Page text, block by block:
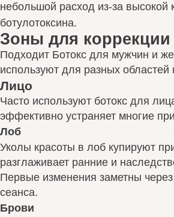
небольшой расход из-за высокой
ботулотоксина.
Зоны для коррекции
Подходит Ботокс для мужчин и
используют для разных областей
Лицо
Часто используют ботокс для
эффективно устраняет многие
Лоб
Уколы красоты в лоб купируют
разглаживает ранние и
Первые изменения заметны
сеанса.
Брови